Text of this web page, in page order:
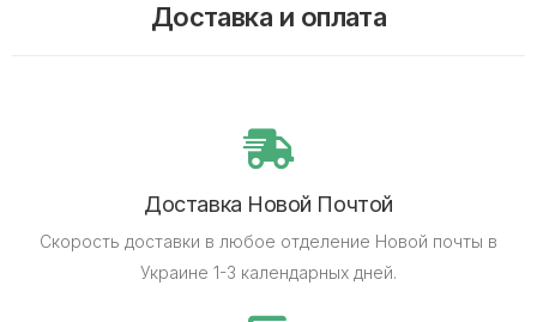
Доставка и оплата
Доставка Новой Почтой
Скорость доставки в любое отделение Новой почты в
Украине 1-3 календарных дней.